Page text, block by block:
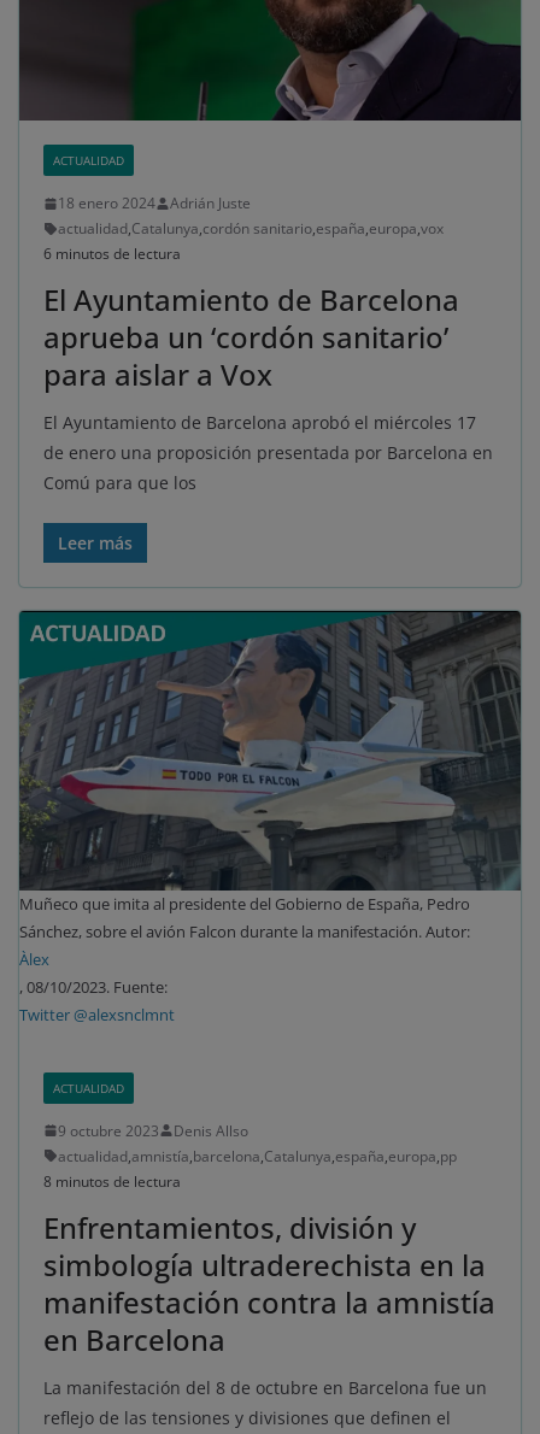
ACTUALIDAD
18 enero 2024
Adrián Juste
actualidad,Catalunya,cordón sanitario,españa,europa,vox
6 minutos de lectura
El Ayuntamiento de Barcelona
aprueba un ‘cordón sanitario’
para aislar a Vox
El Ayuntamiento de Barcelona aprobó el miércoles 17
de enero una proposición presentada por Barcelona en
Comú para que los
Leer más
Muñeco que imita al presidente del Gobierno de España, Pedro
Sánchez, sobre el avión Falcon durante la manifestación. Autor:
Àlex
, 08/10/2023. Fuente:
Twitter @alexsnclmnt
ACTUALIDAD
9 octubre 2023
Denis Allso
actualidad,amnistía,barcelona,Catalunya,españa,europa,pp
8 minutos de lectura
Enfrentamientos, división y
simbología ultraderechista en la
manifestación contra la amnistía
en Barcelona
La manifestación del 8 de octubre en Barcelona fue un
reflejo de las tensiones y divisiones que definen el